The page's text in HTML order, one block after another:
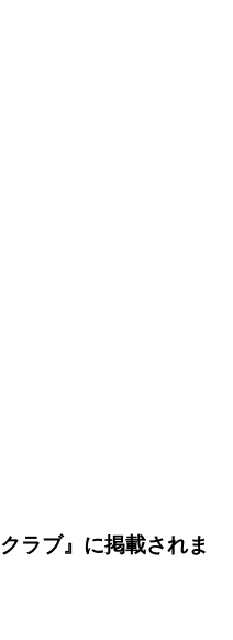
ラブ』に掲載されま